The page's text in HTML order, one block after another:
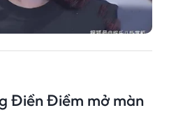
Điền Điềm mở màn